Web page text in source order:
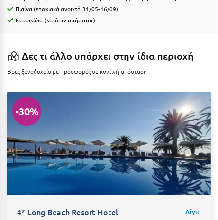
Η
Θ
Θάσος
Θεσσαλονίκη
Ιεράπετρα
Ιθάκη
Ίος
Πισίνα (εποχιακά ανοιχτή 31/05-16/09)
Κατοικίδια (κατόπιν αιτήματος)
Δες τι άλλο υπάρχει στην ίδια περιοχή
Βρες ξενοδοχεία με προσφορές σε κοντινή απόσταση
-30%
4* Long Beach Resort Hotel Αίγιο